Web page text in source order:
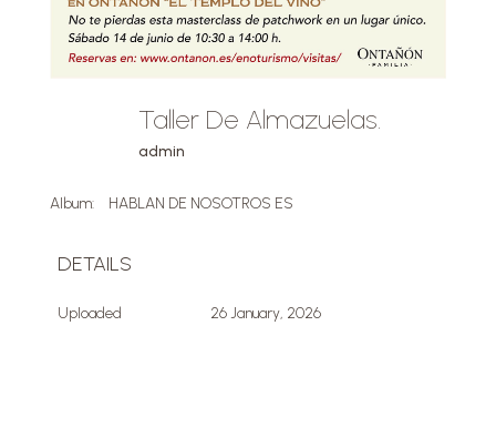
Taller De Almazuelas.
admin
Album: HABLAN DE NOSOTROS ES
DETAILS
Uploaded 26 January, 2026